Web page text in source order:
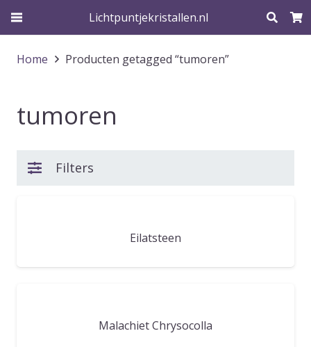
Lichtpuntjekristallen.nl
Home Producten getagged “tumoren”
tumoren
Filters
Eilatsteen
Malachiet Chrysocolla